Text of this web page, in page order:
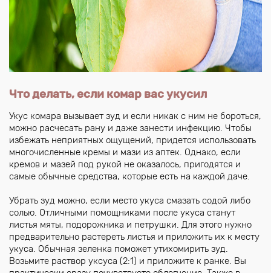
Что делать, если комар вас укусил
Укус комара вызывает зуд и если никак с ним не бороться,
можно расчесать рану и даже занести инфекцию. Чтобы
избежать неприятных ощущений, придется использовать
многочисленные кремы и мази из аптек. Однако, если
кремов и мазей под рукой не оказалось, пригодятся и
самые обычные средства, которые есть на каждой даче.
Убрать зуд можно, если место укуса смазать содой либо
солью. Отличными помощниками после укуса станут
листья мяты, подорожника и петрушки. Для этого нужно
предварительно растереть листья и приложить их к месту
укуса. Обычная зеленка поможет утихомирить зуд.
Возьмите раствор уксуса (2:1) и приложите к ранке. Вы